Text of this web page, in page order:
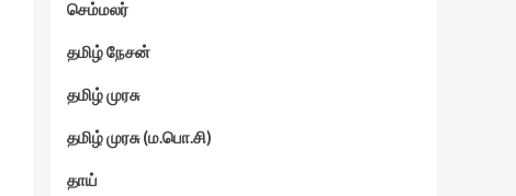
செம்மலர்
தமிழ் நேசன்
தமிழ் முரசு
தமிழ் முரசு (ம.பொ.சி)
தாய்